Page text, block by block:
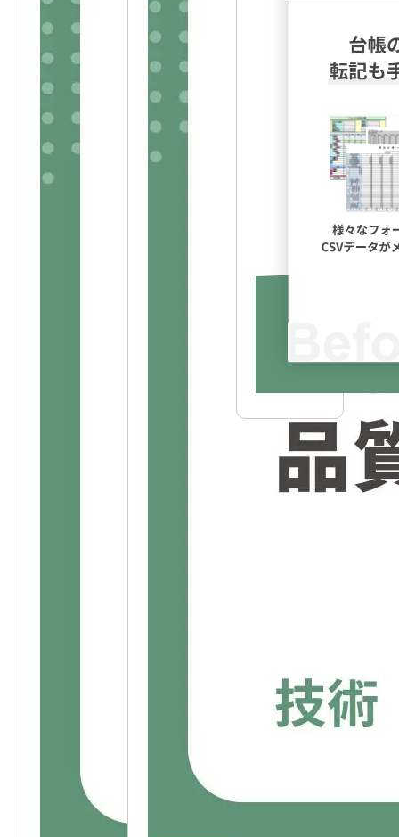
生産計画・スケジューリング
情報収集 文書管理
施設・備品管理